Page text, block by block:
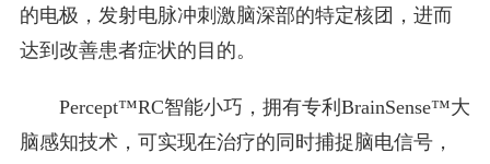
的电极，发射电脉冲刺激脑深部的特定核团，进而
达到改善患者症状的目的。
Percept™RC智能小巧，拥有专利BrainSense™大
脑感知技术，可实现在治疗的同时捕捉脑电信号，